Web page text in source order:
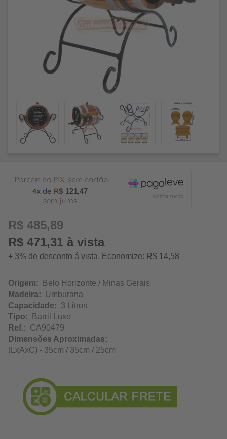
121,47
R$ 485,89
R$ 471,31 à vista
+ 3% de desconto á vista. Economize: R$ 14,58
Origem: Belo Horizonte / Minas Gerais
Madeira: Umburana
Capacidade: 3 Litros
Tipo: Barril Luxo
Ref.: CA90479
Dimensões Aproximadas:
(LxAxC) - 35cm / 35cm / 25cm